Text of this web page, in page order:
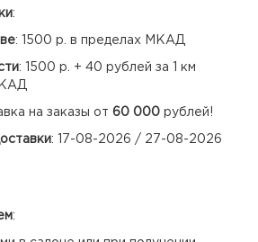
:
: 1500 р. в пределах МКАД
: 1500 р. + 40 рублей за 1 км
на заказы от 60 000 рублей!
: 17-08-2026 / 27-08-2026
: